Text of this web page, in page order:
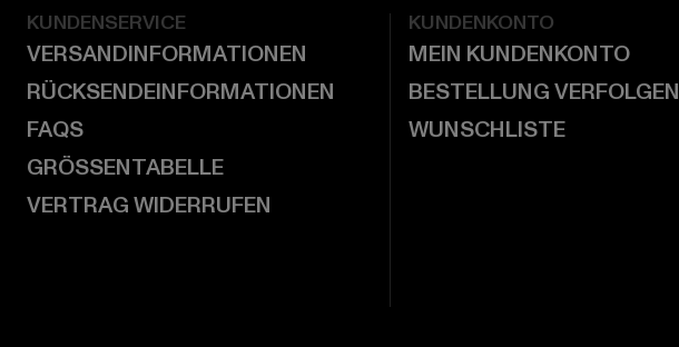
KUNDENSERVICE
VERSANDINFORMATIONEN
RÜCKSENDEINFORMATIONEN
FAQS
GRÖSSENTABELLE
VERTRAG WIDERRUFEN
KUNDENKONTO
MEIN KUNDENKONTO
BESTELLUNG VERFOLGEN
WUNSCHLISTE